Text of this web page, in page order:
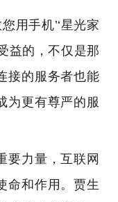
用手机’‘星光家
益的，不仅是那
接的服务者也能
为更有尊严的服
力量，互联网
命和作用。贾生